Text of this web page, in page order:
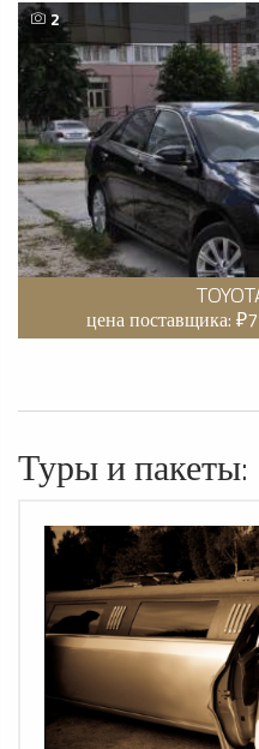
2
цена поставщика:
Туры и пакеты: